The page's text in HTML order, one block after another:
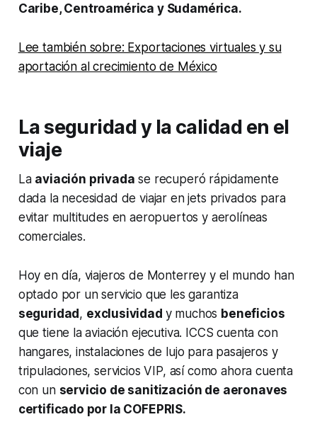
Caribe, Centroamérica y Sudamérica.
Lee también sobre: Exportaciones virtuales y su
aportación al crecimiento de México
La seguridad y la calidad en el
viaje
La aviación privada se recuperó rápidamente
dada la necesidad de viajar en jets privados para
evitar multitudes en aeropuertos y aerolíneas
comerciales.
Hoy en día, viajeros de Monterrey y el mundo han
optado por un servicio que les garantiza
seguridad, exclusividad y muchos beneficios
que tiene la aviación ejecutiva. ICCS cuenta con
hangares, instalaciones de lujo para pasajeros y
tripulaciones, servicios VIP, así como ahora cuenta
con un servicio de sanitización de aeronaves
certificado por la COFEPRIS.